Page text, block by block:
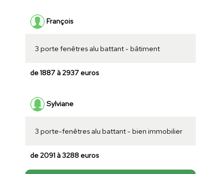
François
3 porte fenêtres alu battant - bâtiment
de 1887 à 2937 euros
Sylviane
3 porte-fenêtres alu battant - bien immobilier
de 2091 à 3288 euros